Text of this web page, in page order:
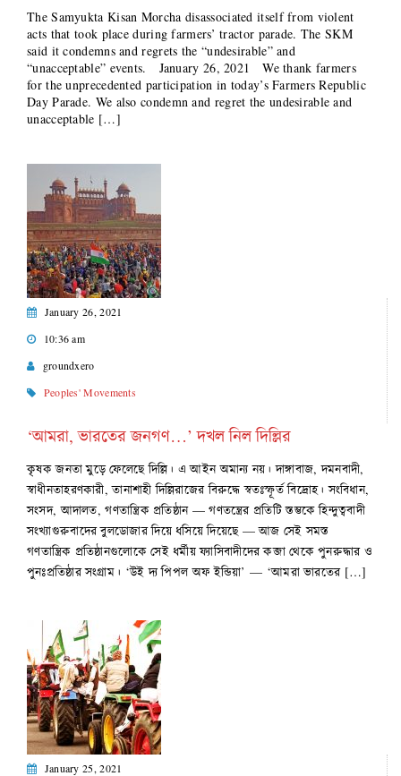
The Samyukta Kisan Morcha disassociated itself from violent
acts that took place during farmers’ tractor parade. The SKM
said it condemns and regrets the “undesirable” and
“unacceptable” events. January 26, 2021 We thank farmers
for the unprecedented participation in today’s Farmers Republic
Day Parade. We also condemn and regret the undesirable and
unacceptable […]
January 26, 2021
10:36 am
groundxero
Peoples' Movements
‘আমরা, ভারতের জনগণ…’ দখল নিল দিল্লির
কৃষক জনতা মুড়ে ফেলেছে দিল্লি। এ আইন অমান্য নয়। দাঙ্গাবাজ, দমনবাদী,
স্বাধীনতাহরণকারী, তানাশাহী দিল্লিরাজের বিরুদ্ধে স্বতঃস্ফূর্ত বিদ্রোহ। সংবিধান,
সংসদ, আদালত, গণতান্ত্রিক প্রতিষ্ঠান — গণতন্ত্রের প্রতিটি স্তম্ভকে হিন্দুত্ববাদী
সংখ্যাগুরুবাদের বুলডোজার দিয়ে ধসিয়ে দিয়েছে — আজ সেই সমস্ত
গণতান্ত্রিক প্রতিষ্ঠানগুলোকে সেই ধর্মীয় ফ্যাসিবাদীদের কব্জা থেকে পুনরুদ্ধার ও
পুনঃপ্রতিষ্ঠার সংগ্রাম। ‘উই দ্য পিপল অফ ইন্ডিয়া’ — ‘আমরা ভারতের […]
January 25, 2021